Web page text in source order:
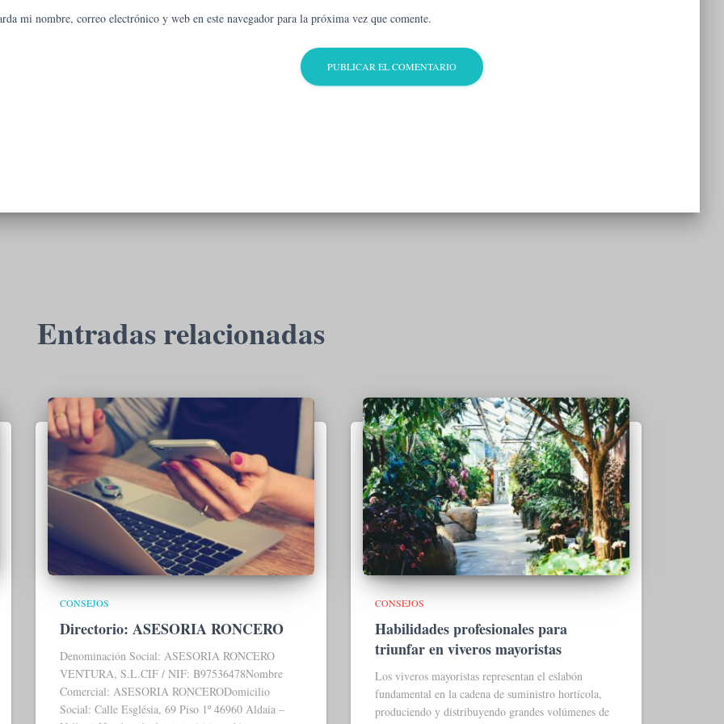
mi nombre, correo electrónico y web en este navegador para la próxima vez que comente.
Entradas relacionadas
CONSEJOS
Directorio: ASESORIA RONCERO
Denominación Social: ASESORIA RONCERO
VENTURA, S.L.CIF / NIF: B97536478Nombre
Comercial: ASESORIA RONCERODomicilio
Social: Calle Església, 69 Piso 1º 46960 Aldaia –
CONSEJOS
Habilidades profesionales para
triunfar en viveros mayoristas
Los viveros mayoristas representan el eslabón
fundamental en la cadena de suministro hortícola,
produciendo y distribuyendo grandes volúmenes de